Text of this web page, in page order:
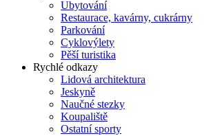
Ubytování
Restaurace, kavárny, cukrárny
Parkování
Cyklovýlety
Pěší turistika
Rychlé odkazy
Lidová architektura
Jeskyně
Naučné stezky
Koupaliště
Ostatní sporty